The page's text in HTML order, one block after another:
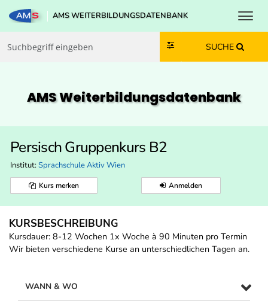
Zum Inhalt springen
Zum Navmenü springen
Zur Suche springen
Zur Footer springen
AMS WEITERBILDUNGSDATENBANK
SUCHE
AMS Weiterbildungs­datenbank
Persisch Gruppenkurs B2
Institut: Sprachschule Aktiv Wien
Kurs merken Anmelden
KURSBESCHREIBUNG
Kursdauer: 8-12 Wochen 1x Woche à 90 Minuten pro Termin
Wir bieten verschiedene Kurse an unterschiedlichen Tagen an.
WANN & WO